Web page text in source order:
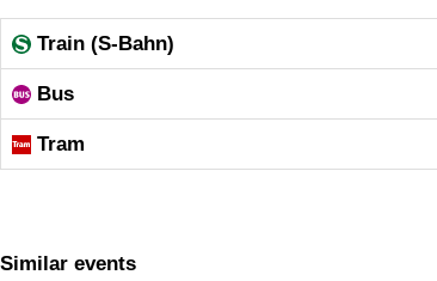
Train (S-Bahn)
Bus
Tram
Similar events